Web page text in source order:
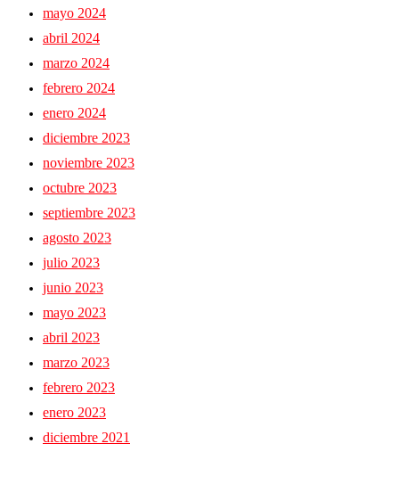
mayo 2024
abril 2024
marzo 2024
febrero 2024
enero 2024
diciembre 2023
noviembre 2023
octubre 2023
septiembre 2023
agosto 2023
julio 2023
junio 2023
mayo 2023
abril 2023
marzo 2023
febrero 2023
enero 2023
diciembre 2021